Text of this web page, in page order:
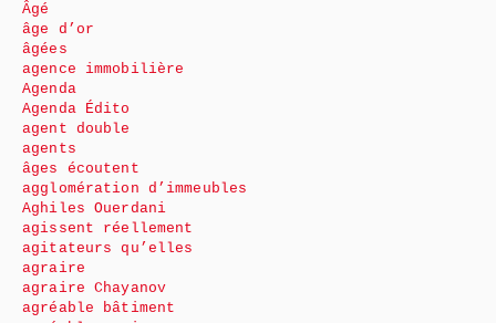
Âgé
âge d’or
âgées
agence immobilière
Agenda
Agenda Édito
agent double
agents
âges écoutent
agglomération d’immeubles
Aghiles Ouerdani
agissent réellement
agitateurs qu’elles
agraire
agraire Chayanov
agréable bâtiment